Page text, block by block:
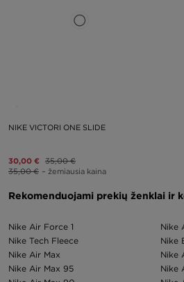
NIKE VICTORI ONE SLIDE
30,00 € 35,00 €
35,00 € – žemiausia kaina
Rekomenduojami prekių ženklai ir
Nike Air Force 1
Nike Tech Fleece
Nike Air Max
Nike Air Max 95
Nike
Nike
Nike
Nike